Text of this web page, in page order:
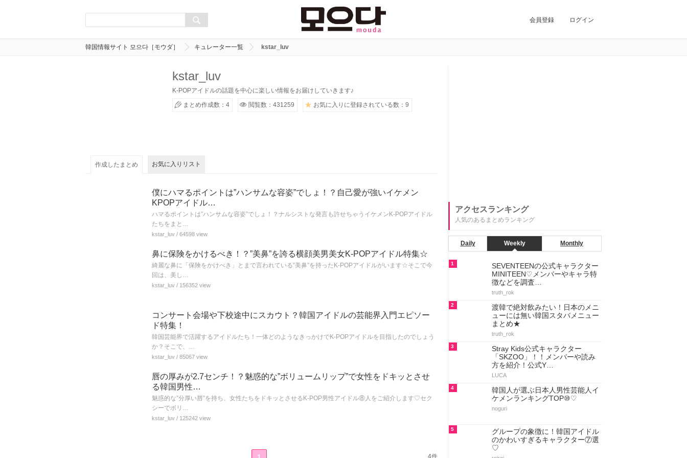
会員登録 ログイン
韓国情報サイト 모으다［モウダ］ キュレーター一覧 kstar_luv
kstar_luv
K-POPアイドルの話題を中心に楽しい情報をお届けしていきます♪
まとめ作成数：4
閲覧数：431259 お気に入りに登録されている数：9
作成したまとめ お気に入りリスト
僕にハマるポイントは”ハンサムな容姿”でしょ！？自己愛が強いイケメン
KPOPアイドル…
ハマるポイントは”ハンサムな容姿”でしょ！？ナルシストな発言も許せちゃうイケメンK-POPアイドル
たちをまと…
kstar_luv / 64598 view
鼻に保険をかけるべき！？”美鼻”を誇る横顔美男美女K-POPアイドル特集☆
綺麗な鼻に「保険をかけべき」とまで言われている”美鼻”を持ったK-POPアイドルがいます☆そこで今
回は、美し…
kstar_luv / 156352 view
コンサート会場や下校途中にスカウト？韓国アイドルの芸能界入門エピソー
ド特集！
韓国芸能界で活躍するアイドルたち！一体どのようなきっかけでK-POPアイドルを目指したのでしょう
か？そこで、…
kstar_luv / 85067 view
唇の厚みが2.7センチ！？魅惑的な”ボリュームリップ”で女性をドキッとさせ
る韓国男性…
魅惑的な”分厚い唇”を持ち、女性たちをドキッとさせるK-POP男性アイドル⑧人をご紹介します♡セク
シーでボリ…
kstar_luv / 125242 view
4件
アクセスランキング
人気のあるまとめランキング
Daily Weekly Monthly
1
SEVENTEENの公式キャラクター
MINITEEN♡メンバーやキャラ特
徴などを調査…
truth_rok
2
渡韓で絶対飲みたい！日本のメニ
ューには無い韓国スタバメニュー
まとめ★
truth_rok
3
Stray Kids公式キャラクター
「SKZOO」！！メンバーや読み
方を紹介！公式Y…
LUCA
4
韓国人が選ぶ日本人男性芸能人イ
ケメンランキングTOP⑩♡
noguri
5
グループの象徴に！韓国アイドル
のかわいすぎるキャラクター⑦選
♡